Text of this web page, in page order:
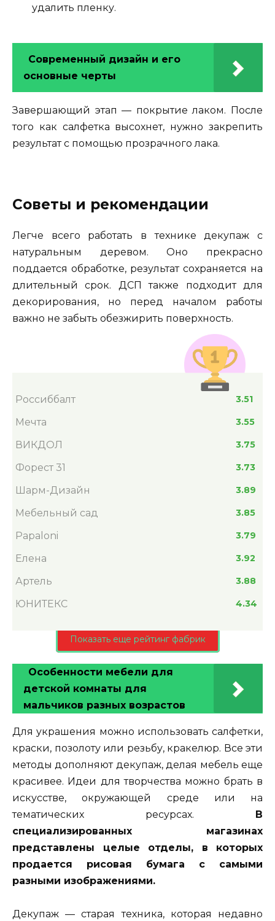
удалить пленку.
Современный дизайн и его
основные черты
Завершающий этап — покрытие лаком. После
того как салфетка высохнет, нужно закрепить
результат с помощью прозрачного лака.
Советы и рекомендации
Легче всего работать в технике декупаж с
натуральным деревом. Оно прекрасно
поддается обработке, результат сохраняется на
длительный срок. ДСП также подходит для
декорирования, но перед началом работы
важно не забыть обезжирить поверхность.
Россиббалт 3.51
Мечта 3.55
ВИКДОЛ 3.75
Форест 31 3.73
Шарм-Дизайн 3.89
Мебельный сад 3.85
Papaloni 3.79
Елена 3.92
Артель 3.88
ЮНИТЕКС 4.34
Показать еще рейтинг фабрик
Особенности мебели для
детской комнаты для
мальчиков разных возрастов
Для украшения можно использовать салфетки,
краски, позолоту или резьбу, кракелюр. Все эти
методы дополняют декупаж, делая мебель еще
красивее. Идеи для творчества можно брать в
искусстве, окружающей среде или на
тематических ресурсах. В
специализированных магазинах
представлены целые отделы, в которых
продается рисовая бумага с самыми
разными изображениями.
Декупаж — старая техника, которая недавно